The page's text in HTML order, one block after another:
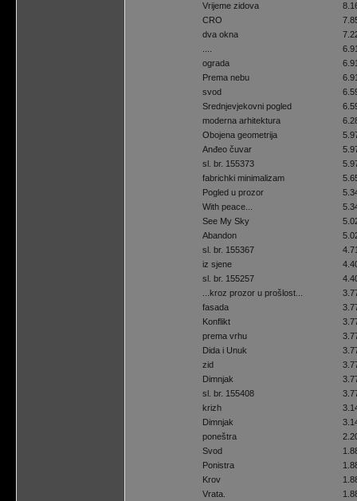
Vrijeme zidova
CRO
dva okna
ograda
Prema nebu
svod
Srednjevjekovni pogled
moderna arhitektura
Obojena geometrija
Anđeo čuvar
sl. br. 155373
fabrichki minimalizam
Pogled u prozor
With peace...
See My Sky
Abandon
sl. br. 155367
iz sjene
sl. br. 155257
...kroz prozor u prošlost...
fasada
Konflikt
prema vrhu
Dida i Unuk
zid
Dimnjak
sl. br. 155408
krizh
Dimnjak
poneštra
Svod
Ponistra
Krov
Vrata.